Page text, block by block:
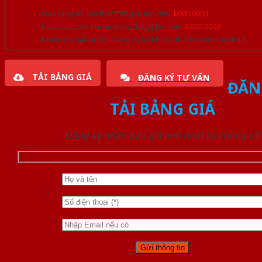
Quà tặng đồ nội thất trang trí lên đến 1.000.000đ
Giảm trực tiếp khi mua đơn hàng lớn hơn 3.000.000đ
Nhiều ưu đãi lớn khi đăng ký tài khoản thành viên thân thiết
TẢI BẢNG GIÁ ĐĂNG KÝ TƯ VẤN
TẢI BẢNG GIÁ
Đăng ký nhận báo giá mới nhất từ chúng tôi